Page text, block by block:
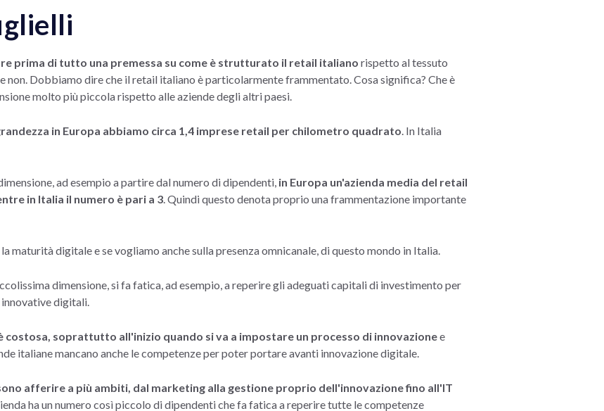
prima di tutto una premessa su come è strutturato il retail italiano rispetto al tessuto
non. Dobbiamo dire che il retail italiano è particolarmente frammentato. Cosa significa? Che è
molto più piccola rispetto alle aziende degli altri paesi.
in Europa abbiamo circa 1,4 imprese retail per chilometro quadrato. In Italia
ad esempio a partire dal numero di dipendenti, in Europa un'azienda media del retail
in Italia il numero è pari a 3. Quindi questo denota proprio una frammentazione importante
maturità digitale e se vogliamo anche sulla presenza omnicanale, di questo mondo in Italia.
dimensione, si fa fatica, ad esempio, a reperire gli adeguati capitali di investimento per
digitali.
costosa, soprattutto all'inizio quando si va a impostare un processo di innovazionee
italiane mancano anche le competenze per poter portare avanti innovazione digitale.
afferire a più ambiti, dal marketing alla gestione proprio dell'innovazione fino all'IT
ha un numero così piccolo di dipendenti che fa fatica a reperire tutte le competenze